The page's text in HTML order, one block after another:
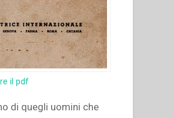
il pdf
di quegli uomini che